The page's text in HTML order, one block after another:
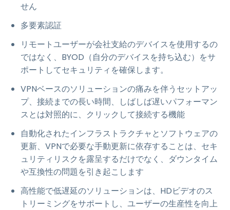
せん
多要素認証
リモートユーザーが会社支給のデバイスを使用するの
ではなく、BYOD（自分のデバイスを持ち込む）をサ
ポートしてセキュリティを確保します。
VPNベースのソリューションの痛みを伴うセットアッ
プ、接続までの長い時間、しばしば遅いパフォーマン
スとは対照的に、クリックして接続する機能
自動化されたインフラストラクチャとソフトウェアの
更新、VPNで必要な手動更新に依存することは、セキ
ュリティリスクを露呈するだけでなく、ダウンタイム
や互換性の問題を引き起こします
高性能で低遅延のソリューションは、HDビデオのス
トリーミングをサポートし、ユーザーの生産性を向上